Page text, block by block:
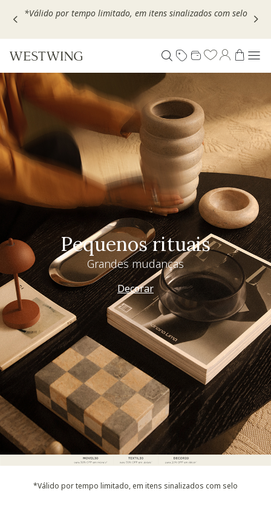
Escolha seu VOUCHER e ganhe até 30% OFF*: useMOVEL30,
Pequenos rituais
Grandes mudanças
Decorar
*Válido por tempo limitado, em itens sinalizados com selo